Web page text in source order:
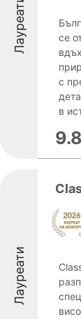
Лауреати
се
с
в
9.8
Лауреати